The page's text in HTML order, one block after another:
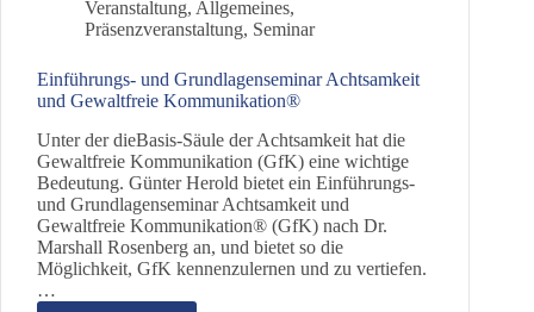
Veranstaltung, Allgemeines,
Präsenzveranstaltung, Seminar
Einführungs- und Grundlagenseminar Achtsamkeit
und Gewaltfreie Kommunikation®
Unter der dieBasis-Säule der Achtsamkeit hat die
Gewaltfreie Kommunikation (GfK) eine wichtige
Bedeutung. Günter Herold bietet ein Einführungs-
und Grundlagenseminar Achtsamkeit und
Gewaltfreie Kommunikation® (GfK) nach Dr.
Marshall Rosenberg an, und bietet so die
Möglichkeit, GfK kennenzulernen und zu vertiefen.
…